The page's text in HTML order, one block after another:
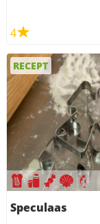
4
RECEPT
Speculaas